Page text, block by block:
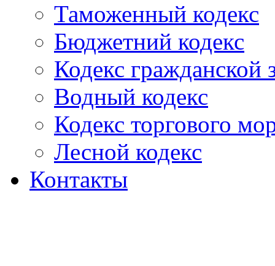
Таможенный кодекс
Бюджетний кодекс
Кодекс гражданской
Водный кодекс
Кодекс торгового
Лесной кодекс
Контакты